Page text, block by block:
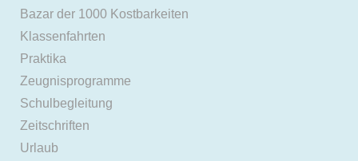
Bazar der 1000 Kostbarkeiten
Klassenfahrten
Praktika
Zeugnisprogramme
Schulbegleitung
Zeitschriften
Urlaub